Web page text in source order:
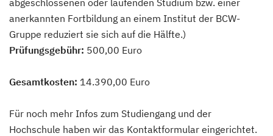
anerkannten Fortbildung an einem Institut der BCW-
Gruppe reduziert sie sich auf die Hälfte.)
Prüfungsgebühr: 500,00 Euro
Gesamtkosten: 14.390,00 Euro
Für noch mehr Infos zum Studiengang und der
Hochschule haben wir das Kontaktformular eingerichtet.